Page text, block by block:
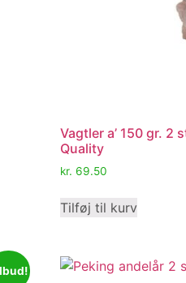
Vagtler a’ 150 gr. 2
Quality
kr. 69.50
Tilføj til kurv